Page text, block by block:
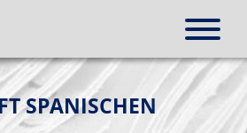
SPANISCHEN